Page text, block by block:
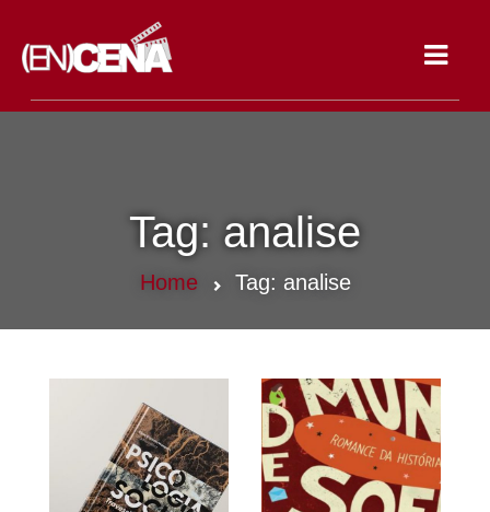
Tag: analise
Home Tag: analise